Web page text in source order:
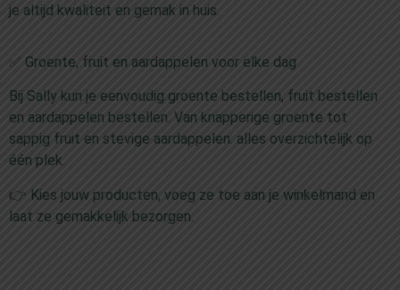
je altijd kwaliteit en gemak in huis.
✅ Groente, fruit en aardappelen voor elke dag
Bij Sally kun je eenvoudig groente bestellen, fruit bestellen
en aardappelen bestellen. Van knapperige groente tot
sappig fruit en stevige aardappelen: alles overzichtelijk op
één plek.
👉 Kies jouw producten, voeg ze toe aan je winkelmand en
laat ze gemakkelijk bezorgen.